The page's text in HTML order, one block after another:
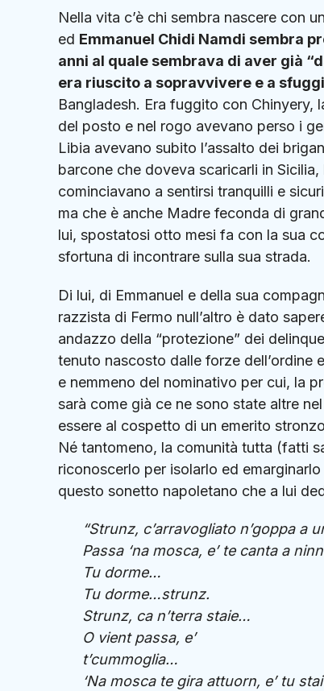
Nella vita c’è chi sembra nascere con
ed Emmanuel Chidi Namdi sembra
anni al quale sembrava di aver già
era riuscito a sopravvivere e a
Bangladesh. Era fuggito con Chinyery,
del posto e nel rogo avevano perso i
Libia avevano subito l’assalto dei
barcone che doveva scaricarli in
cominciavano a sentirsi tranquilli e
ma che è anche Madre feconda di
lui, spostatosi otto mesi fa con la sua
sfortuna di incontrare sulla sua strada.
Di lui, di Emmanuel e della sua
razzista di Fermo null’altro è dato
andazzo della “protezione” dei
tenuto nascosto dalle forze
e nemmeno del nominativo per cui, la
sarà come già ce ne sono state altre
essere al cospetto di un emerito
Né tantomeno, la comunità tutta (fatti
riconoscerlo per isolarlo ed
questo sonetto napoletano che a lui
“Strunz, c’arravogliato n’goppa a
Passa ‘na mosca, e’ te canta a
Tu dorme…
Tu dorme…strunz.
Strunz, ca n’terra staie…
O vient passa, e’
t’cummoglia…
‘Na mosca te gira attuorn, e’ tu